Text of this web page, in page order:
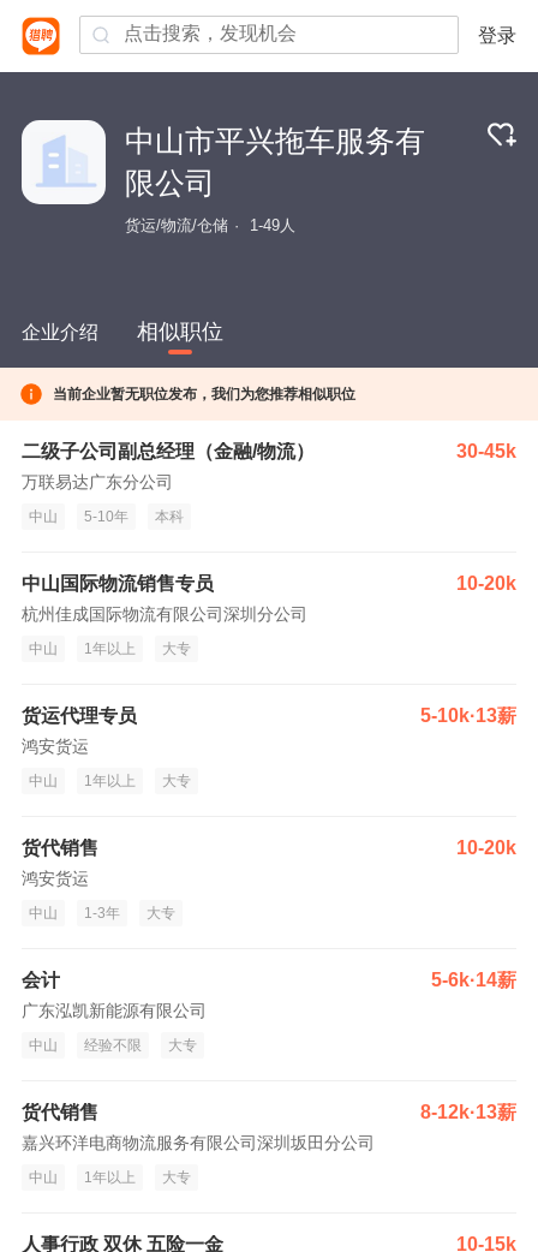
登录
中山市平兴拖车服务有
限公司
货运/物流/仓储 1-49人
企业介绍 相似职位
当前企业暂无职位发布，我们为您推荐相似职位
二级子公司副总经理（金融/物流） 30-45k
万联易达广东分公司
中山 5-10年 本科
中山国际物流销售专员 10-20k
杭州佳成国际物流有限公司深圳分公司
中山 1年以上 大专
货运代理专员 5-10k·13薪
鸿安货运
中山 1年以上 大专
货代销售 10-20k
鸿安货运
中山 1-3年 大专
会计 5-6k·14薪
广东泓凯新能源有限公司
中山 经验不限 大专
货代销售 8-12k·13薪
嘉兴环洋电商物流服务有限公司深圳坂田分公司
中山 1年以上 大专
人事行政 双休 五险一金 10-15k